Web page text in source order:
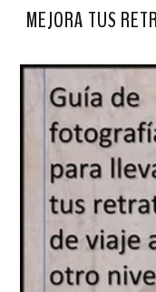
MEJORA TUS